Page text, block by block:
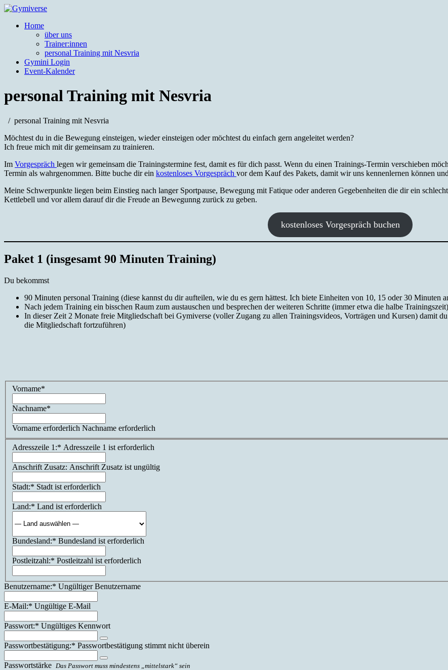
Gymiverse
körperpositives Training
Home
über uns
Trainer:innen
personal Training mit Nesvria
Gymini Login
Event-Kalender
personal Training mit Nesvria
personal Training mit Nesvria
Möchtest du in die Bewegung einsteigen, wieder einsteigen oder möchtest du einfach gern angeleitet werden?
Ich freue mich mit dir gemeinsam zu trainieren.
Im Vorgespräch legen wir gemeinsam die Trainingstermine fest, damit es für dich passt. Wenn du einen Trainings-Termin verschieben
Termin als wahrgenommen. Bitte buche dir ein kostenloses Vorgespräch vor dem Kauf des Pakets, damit wir uns kennenlernen können
Meine Schwerpunkte liegen beim Einstieg nach langer Sportpause, Bewegung mit Fatique oder anderen Gegebenheiten die dir ein
Kettlebell und vor allem darauf dir die Freude an Bewegunng zurück zu geben.
kostenloses Vorgespräch buchen
Paket 1 (insgesamt 90 Minuten Training)
Du bekommst
90 Minuten personal Training (diese kannst du dir aufteilen, wie du es gern hättest. Ich biete Einheiten von 10, 15 oder 30 Minuten
Nach jedem Training ein bisschen Raum zum austauschen und besprechen der weiteren Schritte (immer etwa die halbe Trainingszeit)
In dieser Zeit 2 Monate freie Mitgliedschaft bei Gymiverse (voller Zugang zu allen Trainingsvideos, Vorträgen und Kursen) damit
die Mitgliedschaft fortzuführen)
Name:*
Vorname*
Nachname*
Vorname erforderlich Nachname erforderlich
Billing
Adresszeile 1:* Adresszeile 1 ist erforderlich
Anschrift Zusatz: Anschrift Zusatz ist ungültig
Stadt:* Stadt ist erforderlich
Land:* Land ist erforderlich
Bundesland:* Bundesland ist erforderlich
Postleitzahl:* Postleitzahl ist erforderlich
Benutzername:* Ungültiger Benutzername
E-Mail:* Ungültige E-Mail
Passwort:* Ungültiges Kennwort
Passwortbestätigung:* Passwortbestätigung stimmt nicht überein
Passwortstärke Das Passwort muss mindestens „mittelstark“ sein